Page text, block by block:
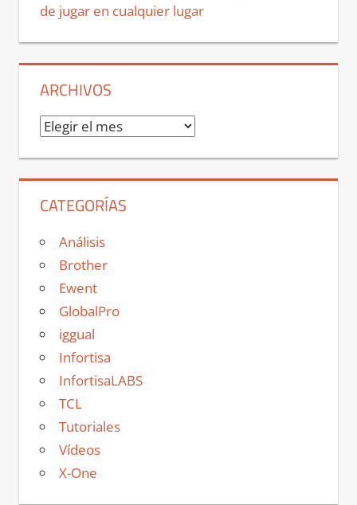
de jugar en cualquier lugar
ARCHIVOS
Archivos
CATEGORÍAS
Análisis
Brother
Ewent
GlobalPro
iggual
Infortisa
InfortisaLABS
TCL
Tutoriales
Vídeos
X-One